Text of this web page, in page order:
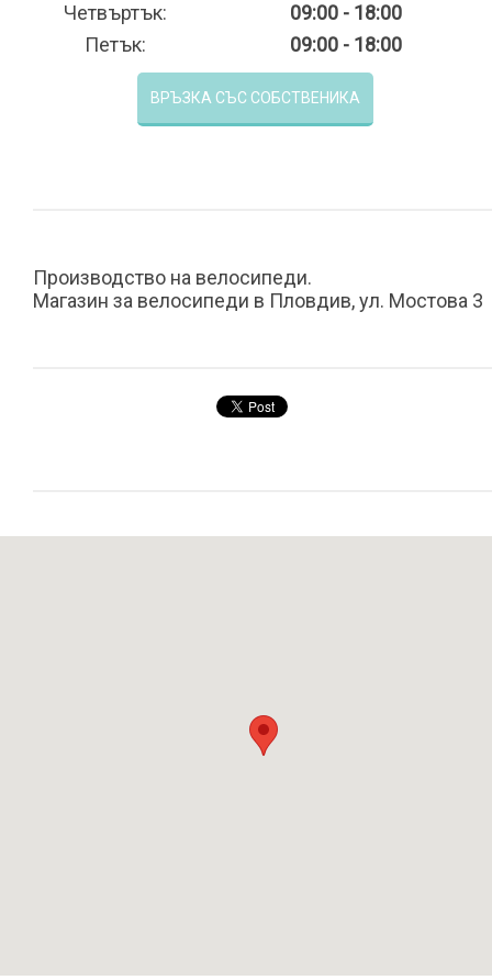
Четвъртък:
09:00 - 18:00
Петък:
09:00 - 18:00
ВРЪЗКА СЪС СОБСТВЕНИКА
Производство на велосипеди.
Магазин за велосипеди в Пловдив, ул. Мостова 3